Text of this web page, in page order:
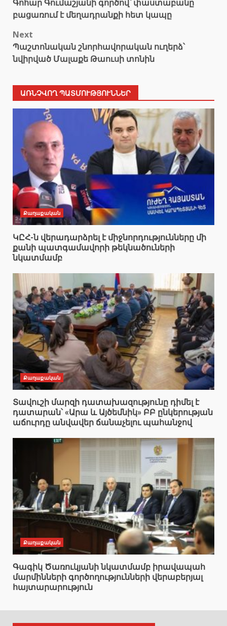
navigation
Գոհար Գումաշյանի գործով՝ փաստաբանը
բացառում է մեղադրանքի հետ կապը
Next
Պաշտոնական շնորհավորական ուղերձ՝
նվիրված Մալաքե Թաուսի տոնին
ԱՌՆՉՎՈՂ ՊԱՏՄՈՒԹՅՈՒՆՆԵՐ
Քաղաքական
ԿԸՀ-ն վերադարձրել է միջնորդությունները մի
քանի պատգամավորի թեկնածուների
նկատմամբ
Քաղաքական
Տավուշի մարզի դատախազությունը դիմել է
դատարան՝ «Արա և Այծեմնիկ» ԲԲ ընկերության
աճուրդը անվավեր ճանաչելու պահանջով
Քաղաքական
Գագիկ Ծառուկյանի նկատմամբ իրավապահ
մարմինների գործողությունների վերաբերյալ
հայտարարություն